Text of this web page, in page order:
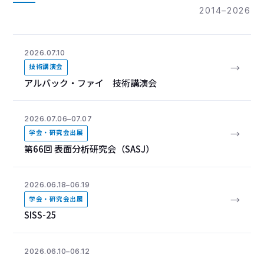
2014–2026
2026.07.10
技術講演会
アルバック・ファイ 技術講演会
→
2026.07.06–07.07
学会・研究会出展
第66回 表面分析研究会（SASJ）
→
2026.06.18–06.19
学会・研究会出展
SISS-25
→
2026.06.10–06.12